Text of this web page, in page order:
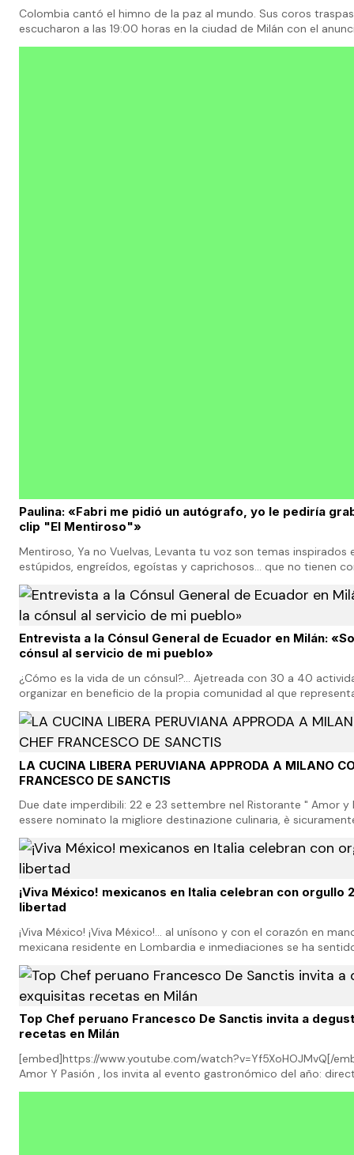
Colombia cantó el himno de la paz al mundo. Sus coros
escucharon a las 19:00 horas en la ciudad de Milán con el
General de Colombia, Gloria Cecilia Góme…
Paulina: «Fabri me pidió un autógrafo, yo le pediría
clip "El Mentiroso"»
Mentiroso, Ya no Vuelvas, Levanta tu voz son temas inspirados
estúpidos, engreídos, egoístas y caprichosos… que no tienen
encajan en aquellos hombres malpagadores…
Entrevista a la Cónsul General de Ecuador en Milán:
cónsul al servicio de mi pueblo»
¿Cómo es la vida de un cónsul?... Ajetreada con 30 a 40
organizar en beneficio de la propia comunidad al que
cuando no son cónsules y son ellos mismo…
LA CUCINA LIBERA PERUVIANA APPRODA A MILANO
FRANCESCO DE SANCTIS
Due date imperdibili: 22 e 23 settembre nel Ristorante " Amor y
essere nominato la migliore destinazione culinaria, è
ottenere il titolo per ben cinque…
¡Viva México! mexicanos en Italia celebran con orgullo
libertad
¡Viva México! ¡Viva México!... al unísono y con el corazón en
mexicana residente en Lombardia e inmediaciones se ha
Top Chef peruano Francesco De Sanctis invita a
recetas en Milán
[embed]https://www.youtube.com/watch?v=Yf5XoHOJMvQ[/
Amor Y Pasión , los invita al evento gastronómico del año:
Barranco-Lima, el Top Chef Francesco De Sanctis,